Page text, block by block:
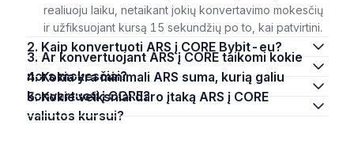
realiuoju laiku, netaikant jokių konvertavimo mokesčių
ir užfiksuojant kursą 15 sekundžių po to, kai patvirtini.
2. Kaip konvertuoti ARS į CORE Bybit-eu?
3. Ar konvertuojant ARS į CORE taikomi kokie
nors mokesčiai?
4. Kokia yra minimali ARS suma, kurią galiu
konvertuoti į CORE?
5. Kokie veiksniai daro įtaką ARS į CORE
valiutos kursui?